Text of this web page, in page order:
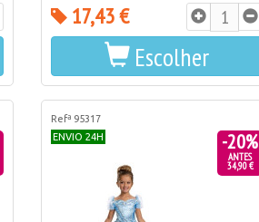
17,43 €
Escolher
Refª 95317
ENVIO 24H
-20%
ANTES
34,90 €